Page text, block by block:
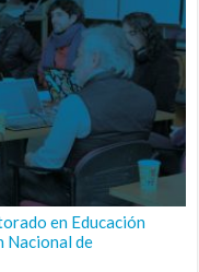
en Educación
Nacional de